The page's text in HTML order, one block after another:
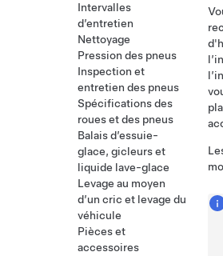
Intervalles
d’entretien
Nettoyage
Pression des pneus
Inspection et
entretien des pneus
Spécifications des
roues et des pneus
Balais d’essuie-
glace, gicleurs et
liquide lave-glace
Levage au moyen
d’un cric et levage du
véhicule
Pièces et
accessoires